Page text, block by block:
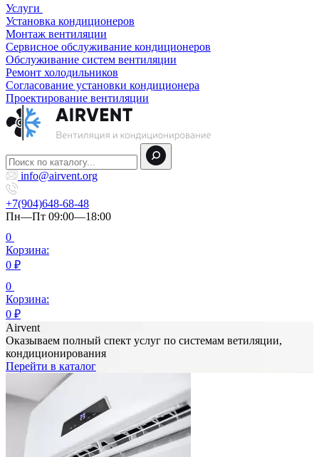
Услуги
Установка кондиционеров
Монтаж вентиляции
Сервисное обслуживание кондиционеров
Обслуживание систем вентиляции
Ремонт холодильников
Согласование установки кондиционера
Проектирование вентиляции
info@airvent.org
+7(904)648-68-48
Пн—Пт 09:00—18:00
0
Корзина:
0 ₽
0
Корзина:
0 ₽
Airvent
Оказываем полный спект услуг по системам ветиляции,
кондиционирования
Перейти в каталог